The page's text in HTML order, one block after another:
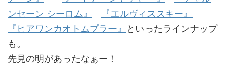
ンセーン シーロム』
『エルヴィススキー』
『ヒアワンカオトムプラー』 といったラインナップ
も。
先見の明があったなぁー！